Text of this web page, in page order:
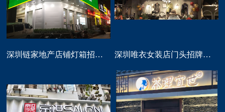
深圳链家地产店铺灯箱招牌定做 深圳唯衣女装店门头招牌设计制作